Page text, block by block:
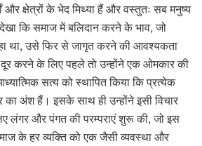
और क्षेत्रों के भेद मिथ्या हैं और वस्तुतः सब मनुष्य
कि समाज में बलिदान करने के भाव, जो
था, उसे फिर से जागृत करने की आवश्यकता
दूर करने के लिए पहले तो उन्होंने एक ओमकार की
सत्य को स्थापित किया कि प्रत्येक
का अंश हैं। इसके साथ ही उन्होंने इसी विचार
लंगर और पंगत की परम्पराएं शुरू की, जो इस
के हर व्यक्ति को एक जैसी व्यवस्था और